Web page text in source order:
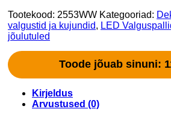
Tootekood: 2553WW Kategooriad:
valgustid ja kujundid, LED
jõulutuled
Toode jõuab sinuni:
Kirjeldus
Arvustused (0)